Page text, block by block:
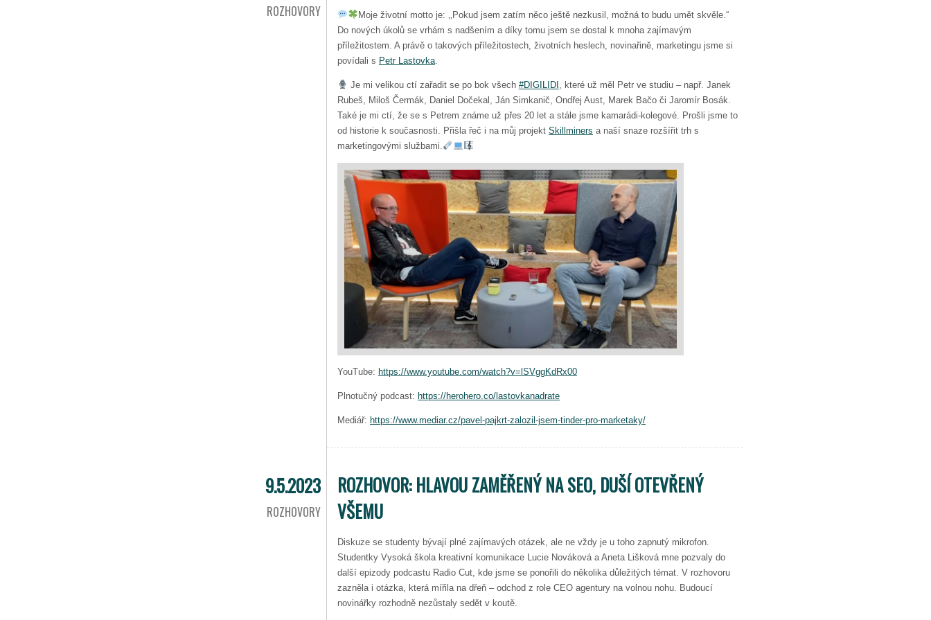
ROZHOVORY
Moje životní motto je: ‚‚Pokud jsem zatím něco ještě nezkusil, možná to budu umět skvěle.“
Do nových úkolů se vrhám s nadšením a díky tomu jsem se dostal k mnoha zajímavým
příležitostem. A právě o takových příležitostech, životních heslech, novinařině, marketingu jsme si
povídali s Petr Lastovka.
Je mi velikou ctí zařadit se po bok všech #DIGILIDI , které už měl Petr ve studiu – např. Janek
Rubeš, Miloš Čermák, Daniel Dočekal, Ján Simkanič, Ondřej Aust, Marek Bačo či Jaromír Bosák.
Také je mi ctí, že se s Petrem známe už přes 20 let a stále jsme kamarádi-kolegové. Prošli jsme to
od historie k současnosti. Přišla řeč i na můj projekt Skillminers a naší snaze rozšířit trh s
marketingovými službami.
YouTube: https://www.youtube.com/watch?v=lSVggKdRx00
Plnotučný podcast: https://herohero.co/lastovkanadrate
Mediář: https://www.mediar.cz/pavel-pajkrt-zalozil-jsem-tinder-pro-marketaky/
9.5.2023
ROZHOVORY
ROZHOVOR: HLAVOU ZAMĚŘENÝ NA SEO, DUŠÍ OTEVŘENÝ
VŠEMU
Diskuze se studenty bývají plné zajímavých otázek, ale ne vždy je u toho zapnutý mikrofon.
Studentky Vysoká škola kreativní komunikace Lucie Nováková a Aneta Lišková mne pozvaly do
další epizody podcastu Radio Cut, kde jsme se ponořili do několika důležitých témat. V rozhovoru
zazněla i otázka, která mířila na dřeň – odchod z role CEO agentury na volnou nohu. Budoucí
novinářky rozhodně nezůstaly sedět v koutě.